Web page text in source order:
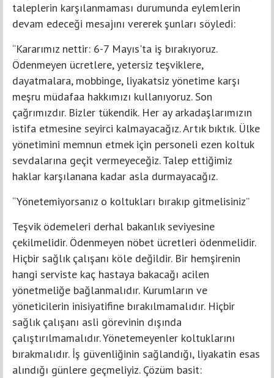
taleplerin karşılanmaması durumunda eylemlerin
devam edeceği mesajını vererek şunları söyledi:
“Kararımız nettir: 6-7 Mayıs'ta iş bırakıyoruz.
Ödenmeyen ücretlere, yetersiz teşviklere,
dayatmalara, mobbinge, liyakatsiz yönetime karşı
meşru müdafaa hakkımızı kullanıyoruz. Son
çağrımızdır. Bizler tükendik. Her ay arkadaşlarımızın
istifa etmesine seyirci kalmayacağız. Artık bıktık. Ülke
yönetimini memnun etmek için personeli ezen koltuk
sevdalarına geçit vermeyeceğiz. Talep ettiğimiz
haklar karşılanana kadar asla durmayacağız.
“Yönetemiyorsanız o koltukları bırakıp gitmelisiniz”
Teşvik ödemeleri derhal bakanlık seviyesine
çekilmelidir. Ödenmeyen nöbet ücretleri ödenmelidir.
Hiçbir sağlık çalışanı köle değildir. Bir hemşirenin
hangi serviste kaç hastaya bakacağı acilen
yönetmeliğe bağlanmalıdır. Kurumların ve
yöneticilerin inisiyatifine bırakılmamalıdır. Hiçbir
sağlık çalışanı asli görevinin dışında
çalıştırılmamalıdır. Yönetemeyenler koltuklarını
bırakmalıdır. İş güvenliğinin sağlandığı, liyakatin esas
alındığı günlere geçmeliyiz. Çözüm basit: